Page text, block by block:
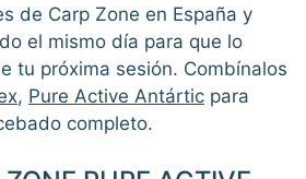
de Carp Zone en España y
el mismo día para que lo
tu próxima sesión. Combínalos
, Pure Active Antártic para
completo.